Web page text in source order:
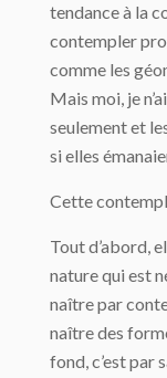
tendance à la
contempler
comme les
Mais moi, je
seulement et
si elles
Cette
Tout d’abord,
nature qui est
naître par
naître des
fond, c’est par